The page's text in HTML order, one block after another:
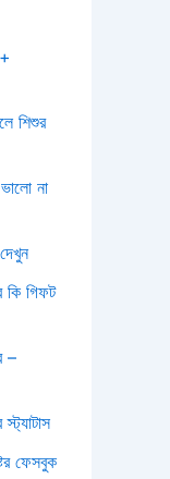
শিশুর
না
কি গিফট
–
ফেসবুক